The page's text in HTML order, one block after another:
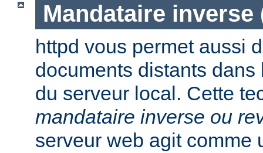
Mandataire inverse
httpd vous permet aussi
documents distants
du serveur local. Cette
mandataire inverse ou
serveur web agit comme